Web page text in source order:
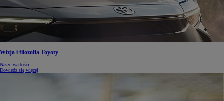
Wizja i filozofia Toyoty
Nasze wartości
Dowiedz się więcej